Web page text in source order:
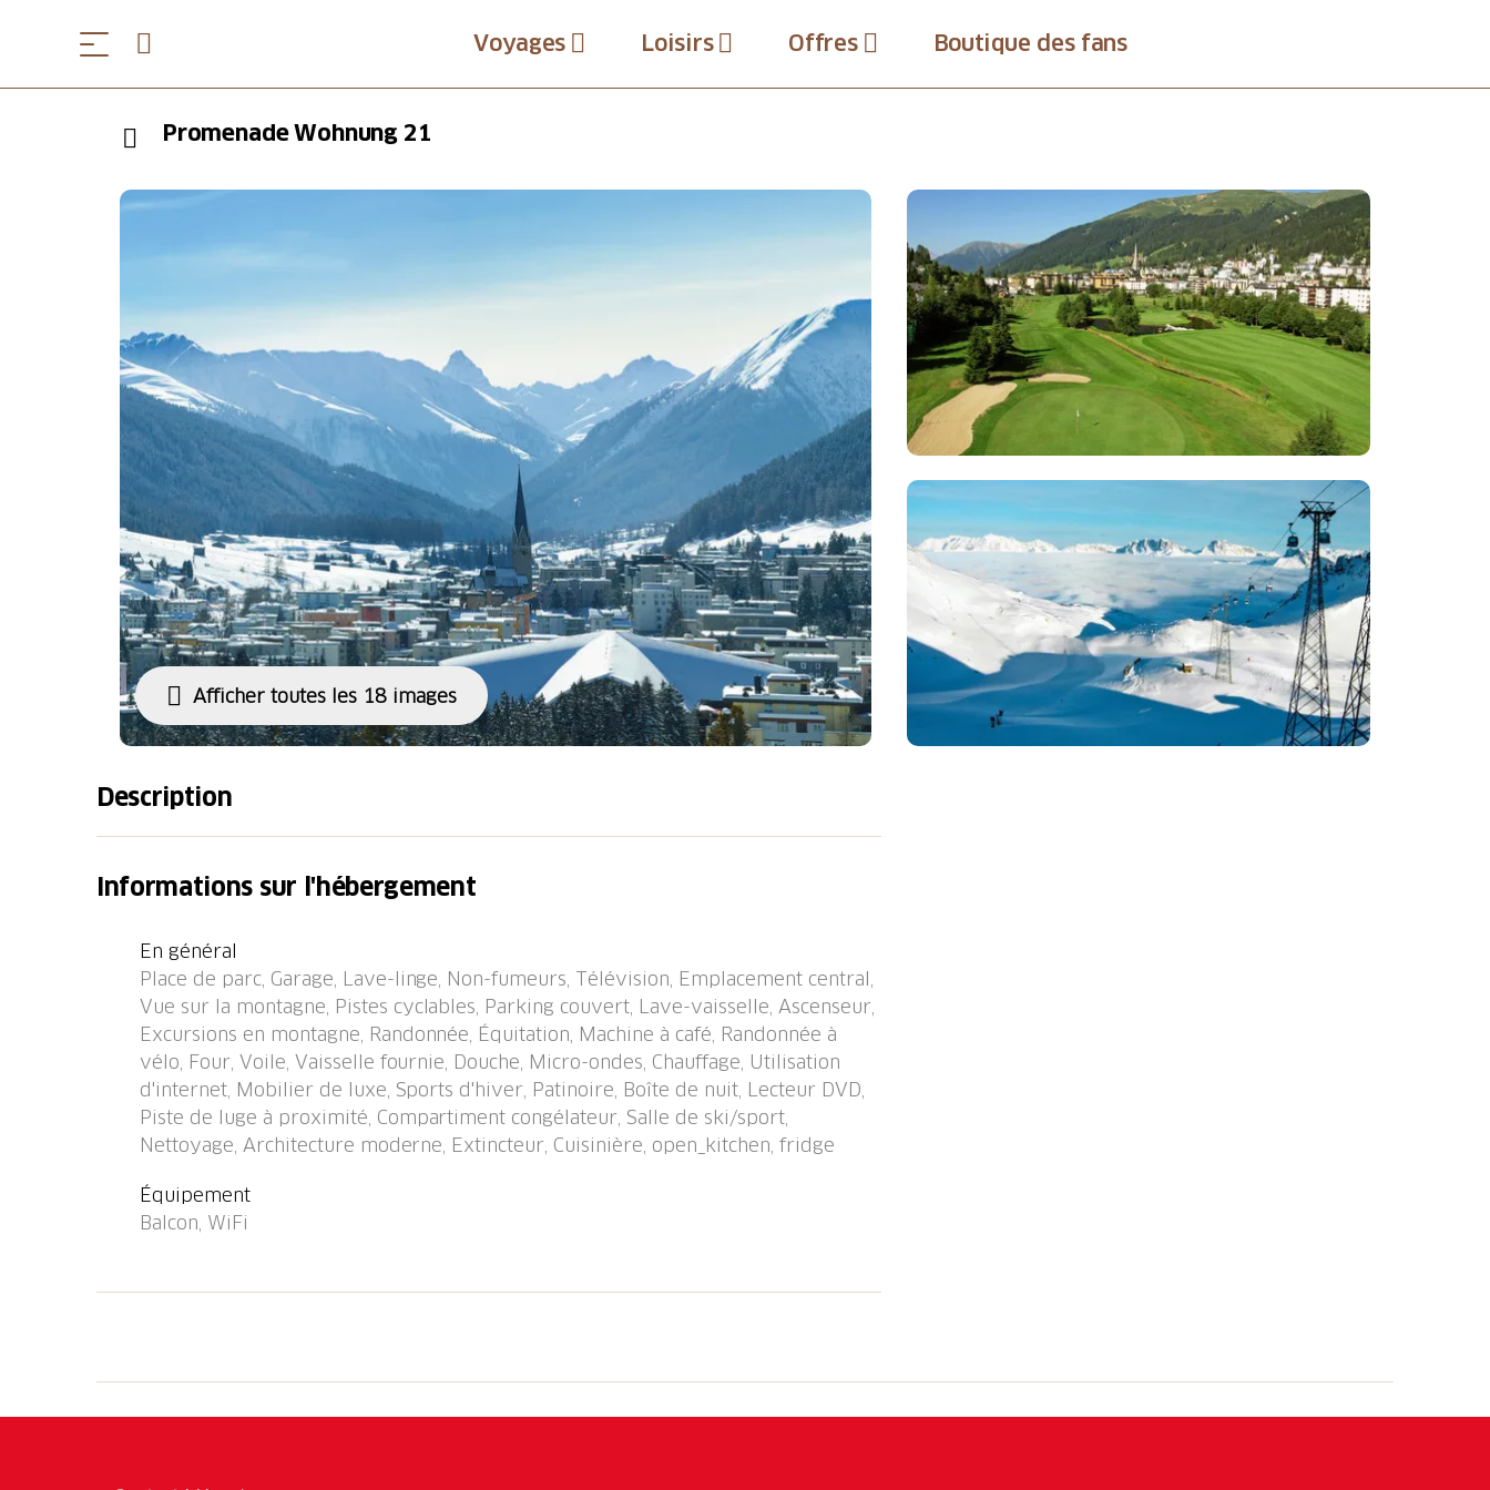
Voyages Loisirs Offres Boutique des fans
Promenade Wohnung 21
Afficher toutes les 18 images
Description
la mer. Dans la localité, situation centrale, à 3 km du lac. Infrastructures de la Maison:
ascenseur, local pour les skis, lave-linge, sèche-linge (en commun). Nettoyage possible
300 m, restaurant 100 m, arrêt de bus 50 m, gare ferroviaire 1.5 km, piscine couverte
200 m. Terrain de golf (18 trous) 1 km, ecole de surf 2 km, ecole de voile 2 km, tennis
4 km, tennis couvert 4 km, golf miniature, centre équestre 5 km, centre sportif 500 m,
piste cyclable 500 m, téléphérique 1.8 km, train de montagne 1.8 km, téléski 1.8 km,
télécabine 1.8 km, remontées mécaniques 1.8 km, pistes de ski 500 m, location de ski
1.8 km. Arrêt du ski-bus 50 m, école de ski 1.8 km, école de ski d'enfants 1.8 km, ski
de fond 500 m, patinoire 800 m, jeux pour enfants 700 m. Les domaines skiables de
renommée sont facilement accessibles: Jakobshorn 2 km, Parsenn 1 km, Rinerhorn 7
km. Les lacs connus sont facilement accessibles: Davosersee 2 km.
Informations sur l'hébergement
En général
Place de parc, Garage, Lave-linge, Non-fumeurs, Télévision, Emplacement central,
Vue sur la montagne, Pistes cyclables, Parking couvert, Lave-vaisselle, Ascenseur,
Excursions en montagne, Randonnée, Équitation, Machine à café, Randonnée à
vélo, Four, Voile, Vaisselle fournie, Douche, Micro-ondes, Chauffage, Utilisation
d'internet, Mobilier de luxe, Sports d'hiver, Patinoire, Boîte de nuit, Lecteur DVD,
Piste de luge à proximité, Compartiment congélateur, Salle de ski/sport,
Nettoyage, Architecture moderne, Extincteur, Cuisinière, open_kitchen, fridge
Équipement
Balcon, WiFi